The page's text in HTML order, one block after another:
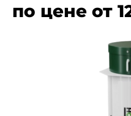
по цене от